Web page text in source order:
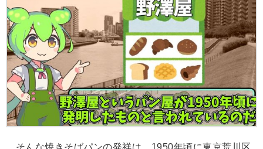
そんな焼きそばパンの発祥は、1950年頃に東京荒川区